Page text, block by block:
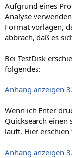
Aufgrund eines
Analyse
Format vorlagen,
abbrach, daß es
Bei TestDisk
folgendes:
Anhang anzeigen
Wenn ich Enter
Quicksearch einen
läuft. Hier
Anhang anzeigen